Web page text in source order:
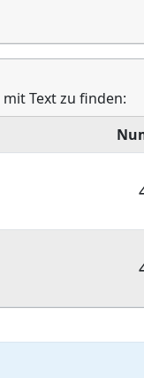
Text zu finden: